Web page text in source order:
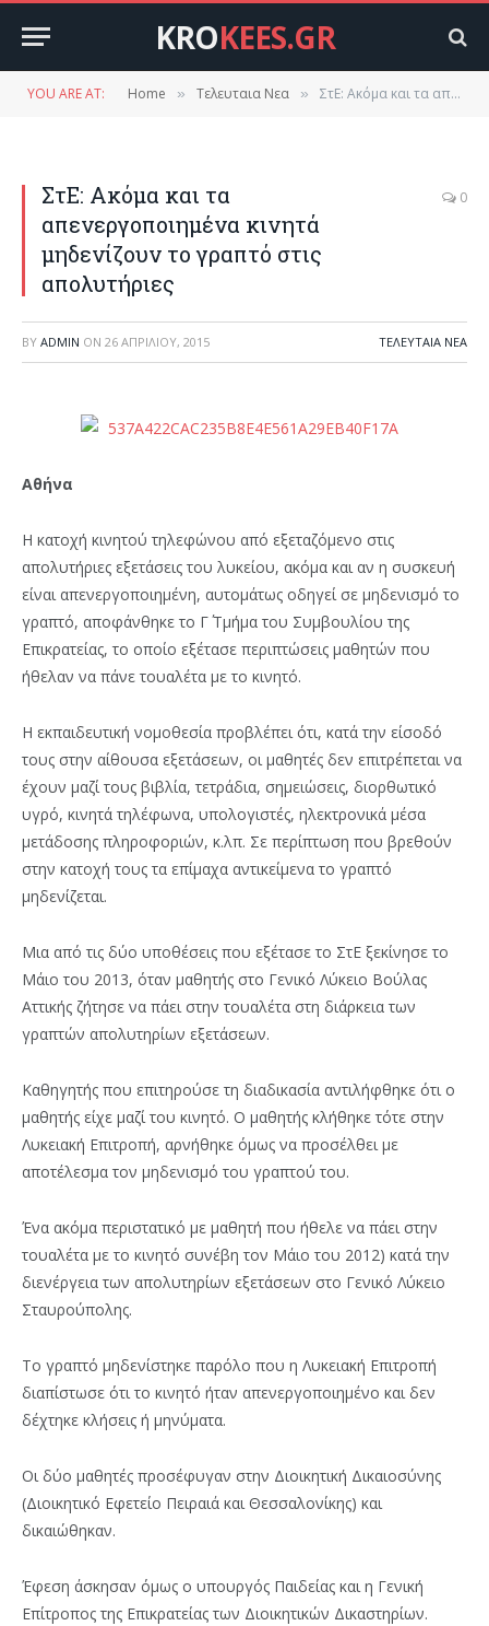
KROKEES.GR
YOU ARE AT: Home » Τελευταια Νεα » ΣτΕ: Ακόμα και τα απενεργοποιημένα κινητά μηδενίζουν το γραπτό στις απολυτήριες
ΣτΕ: Ακόμα και τα
απενεργοποιημένα κινητά
μηδενίζουν το γραπτό στις
απολυτήριες
0
BY ADMIN ON 26 ΑΠΡΙΛΊΟΥ, 2015 ΤΕΛΕΥΤΑΙΑ ΝΕΑ
Αθήνα
Η κατοχή κινητού τηλεφώνου από εξεταζόμενο στις
απολυτήριες εξετάσεις του λυκείου, ακόμα και αν η συσκευή
είναι απενεργοποιημένη, αυτομάτως οδηγεί σε μηδενισμό το
γραπτό, αποφάνθηκε το Γ΄ Τμήμα του Συμβουλίου της
Επικρατείας, το οποίο εξέτασε περιπτώσεις μαθητών που
ήθελαν να πάνε τουαλέτα με το κινητό.
Η εκπαιδευτική νομοθεσία προβλέπει ότι, κατά την είσοδό
τους στην αίθουσα εξετάσεων, οι μαθητές δεν επιτρέπεται να
έχουν μαζί τους βιβλία, τετράδια, σημειώσεις, διορθωτικό
υγρό, κινητά τηλέφωνα, υπολογιστές, ηλεκτρονικά μέσα
μετάδοσης πληροφοριών, κ.λπ. Σε περίπτωση που βρεθούν
στην κατοχή τους τα επίμαχα αντικείμενα το γραπτό
μηδενίζεται.
Μια από τις δύο υποθέσεις που εξέτασε το ΣτΕ ξεκίνησε το
Μάιο του 2013, όταν μαθητής στο Γενικό Λύκειο Βούλας
Αττικής ζήτησε να πάει στην τουαλέτα στη διάρκεια των
γραπτών απολυτηρίων εξετάσεων.
Καθηγητής που επιτηρούσε τη διαδικασία αντιλήφθηκε ότι ο
μαθητής είχε μαζί του κινητό. Ο μαθητής κλήθηκε τότε στην
Λυκειακή Επιτροπή, αρνήθηκε όμως να προσέλθει με
αποτέλεσμα τον μηδενισμό του γραπτού του.
Ένα ακόμα περιστατικό με μαθητή που ήθελε να πάει στην
τουαλέτα με το κινητό συνέβη τον Μάιο του 2012) κατά την
διενέργεια των απολυτηρίων εξετάσεων στο Γενικό Λύκειο
Σταυρούπολης.
Το γραπτό μηδενίστηκε παρόλο που η Λυκειακή Επιτροπή
διαπίστωσε ότι το κινητό ήταν απενεργοποιημένο και δεν
δέχτηκε κλήσεις ή μηνύματα.
Οι δύο μαθητές προσέφυγαν στην Διοικητική Δικαιοσύνης
(Διοικητικό Εφετείο Πειραιά και Θεσσαλονίκης) και
δικαιώθηκαν.
Έφεση άσκησαν όμως ο υπουργός Παιδείας και η Γενική
Επίτροπος της Επικρατείας των Διοικητικών Δικαστηρίων.